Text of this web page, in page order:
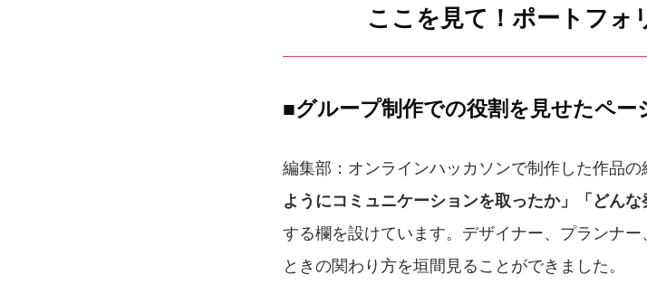
ここを見て！ポートフォ
■グループ制作での役割を見せたペー
編集部：オンラインハッカソンで制作した作品の
ようにコミュニケーションを取ったか」「どんな
する欄を設けています。デザイナー、プランナ
ときの関わり方を垣間見ることができました。